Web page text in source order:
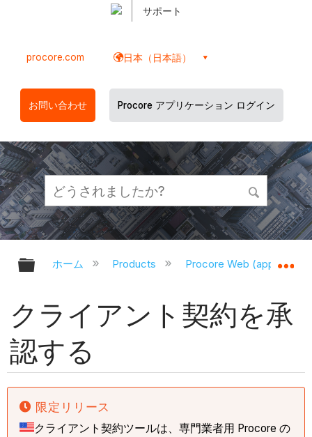
サポート
procore.com 日本（日本語）
お問い合わせ Procore アプリケーション ログイン
グローバル階層を展開/折りたたむ
ホーム Products Procore Web
クライアント契約を承
認する
限定リリース
クライアント契約ツールは、専門業者用 Procore の